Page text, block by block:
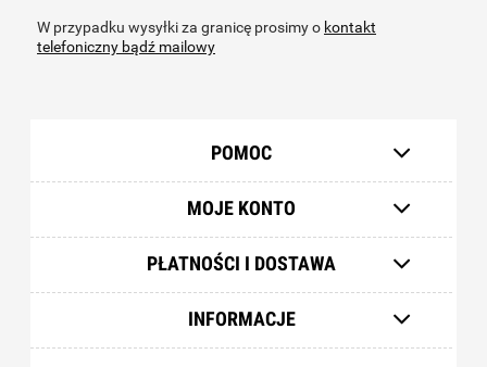
W przypadku wysyłki za granicę prosimy o kontakt
telefoniczny bądź mailowy
POMOC
MOJE KONTO
PŁATNOŚCI I DOSTAWA
INFORMACJE